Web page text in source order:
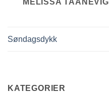
Søndagsdykk
KATEGORIER